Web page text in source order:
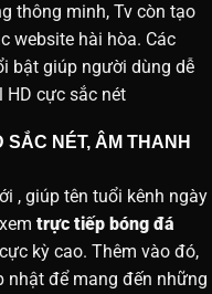
thông minh, Tv còn tạo
website hài hòa. Các
bật giúp người dùng dễ
HD cực sắc nét
NÉT, ÂM THANH
, giúp tên tuổi kênh ngày
trực tiếp bóng đá
kỳ cao. Thêm vào đó,
nhật để mang đến những